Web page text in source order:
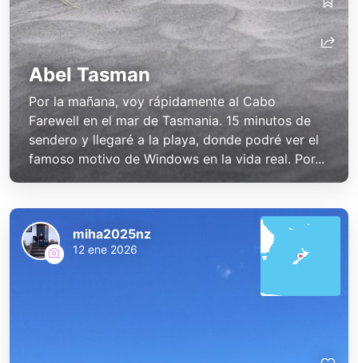
Abel Tasman
Por la mañana, voy rápidamente al Cabo
Farewell en el mar de Tasmania. 15 minutos de
sendero y llegaré a la playa, donde podré ver el
famoso motivo de Windows en la vida real. Por...
miha2025nz
12 ene 2026